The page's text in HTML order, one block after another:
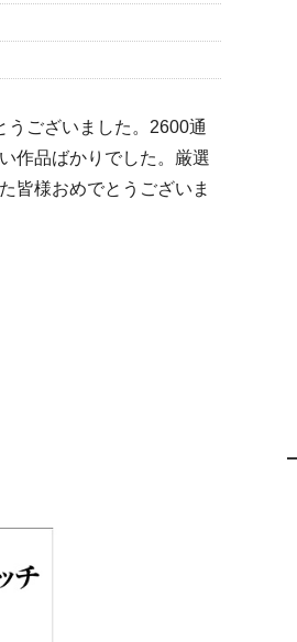
ございました。2600通
作品ばかりでした。厳選
皆様おめでとうございま